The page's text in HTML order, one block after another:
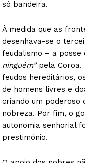
só bandeira.
À medida que as
desenhava-se o
feudalismo – a posse
ninguém”pela Coroa.
feudos hereditários,
de homens livres e
criando um poderoso
nobreza. Por fim, o
autonomia senhorial
prestimónio.